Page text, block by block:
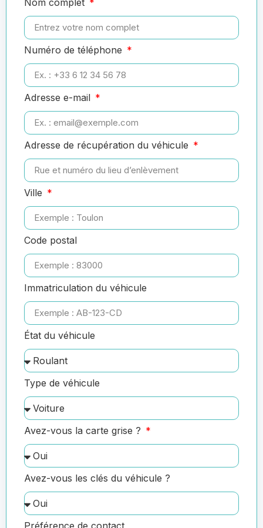
Numéro de téléphone
Adresse e-mail
Adresse de récupération du véhicule
Ville
Code postal
Immatriculation du véhicule
État du véhicule
Type de véhicule
Avez-vous la carte grise ?
Avez-vous les clés du véhicule ?
Préférence de contact